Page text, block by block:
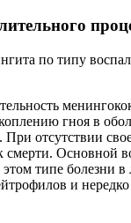
по типу
гноя в
При отсутствии
смерти. Основной
типе болезни
и